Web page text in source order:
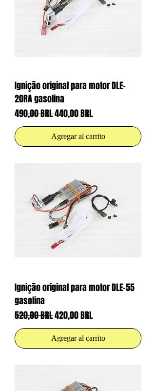
Ignição original para motor DLE-
20RA gasolina
Precio
490,00 BRLPrecio de oferta
440,00 BRL
Agregar al carrito
Ignição original para motor DLE-55
gasolina
Precio
520,00 BRLPrecio de oferta
420,00 BRL
Agregar al carrito